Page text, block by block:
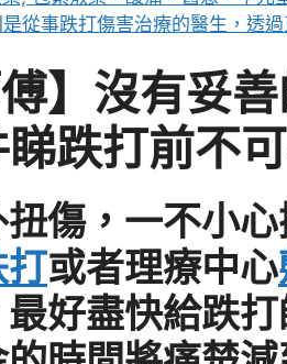
傅】沒有妥
跌打前不
傷，一不小
或者理療中心
好盡快給跌